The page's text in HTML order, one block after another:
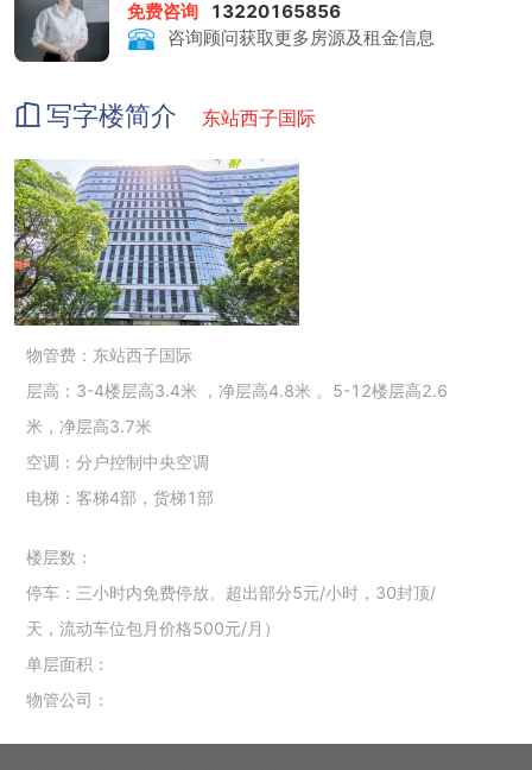
租金包含：前台服务、物管费、家具、水电、日常清洁、网络配置、
水吧台、空调、精装带顶地、隔断
免费咨询
13220165856
咨询顾问获取更多房源及租金信息
写字楼简介 东站西子国际
物管费：东站西子国际
层高：3-4楼层高3.4米 ，净层高4.8米 。5-12楼层高2.6
米，净层高3.7米
空调：分户控制中央空调
电梯：客梯4部，货梯1部
楼层数：
停车：三小时内免费停放。超出部分5元/小时，30封顶/
天，流动车位包月价格500元/月）
单层面积：
物管公司：